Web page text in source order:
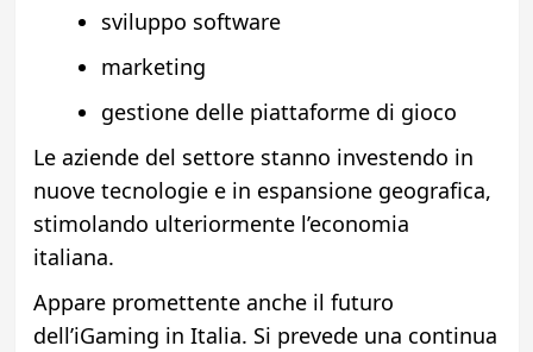
sviluppo software
marketing
gestione delle piattaforme di gioco
Le aziende del settore stanno investendo in
nuove tecnologie e in espansione geografica,
stimolando ulteriormente l’economia
italiana.
Appare promettente anche il futuro
dell’iGaming in Italia. Si prevede una continua